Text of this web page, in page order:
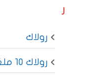
ر
رولاك
رولاك 10 ملغ